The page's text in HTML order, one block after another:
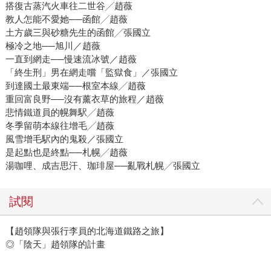
搭復古蒸汽火車往二世谷╱趙薇
教人怎能不愛她──函館╱趙薇
土方歲三與砂糖先生的函館╱張國立
極冷之地──旭川／趙薇
一直到網走──慢速流冰號／趙薇
「終生刑」男在網走嚐「監獄食」／張國立
到達國土最東端──根室本線╱趙薇
重回富良野──沒有薰衣草的旅程／趙薇
悲情鐵道員的幌舞駅╱趙薇
冬季留萌本線往增毛╱趙薇
風雪增毛駅內的鬼殺／張國立
是起點也是終點──札幌╱趙薇
湯咖哩、成吉思汗、珈琲屋──亂戰札幌╱張國立
試閱
【趙領隊與張行李員的北海道鐵路之旅】
◎「陰天」趙領隊的計畫